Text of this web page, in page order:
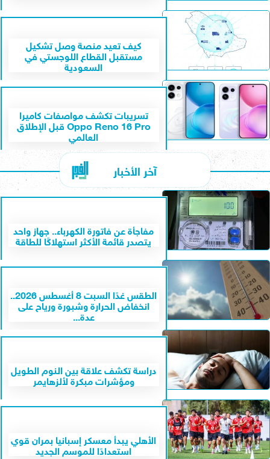
كيف تعيد منصة وصل تشكيل
مستقبل القطاع اللوجستي في
السعودية
تسريبات تكشف مواصفات كاميرا
Oppo Reno 16 Pro قبل الإطلاق
العالمي
آخر الأخبار
مفاجأة عن فاتورة الكهرباء.. جهاز واحد
يتصدر قائمة الأكثر استهلاكًا للطاقة
الطقس غدًا السبت 8 أغسطس 2026..
انخفاض الحرارة وشبورة ورياح على
عدة...
دراسة تكشف علاقة بين النوم الطويل
ومؤشرات مبكرة لألزهايمر
الأهلي يبدأ معسكر إسبانيا بمران قوي
استعدادًا للموسم الجديد